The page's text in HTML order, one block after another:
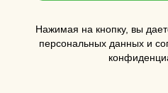
Нажимая на кнопку, вы
персональных данных и